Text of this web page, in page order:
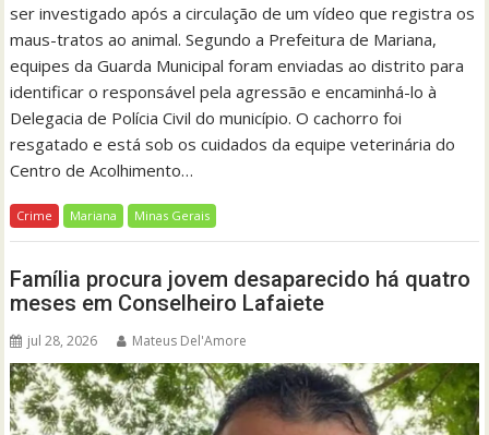
ser investigado após a circulação de um vídeo que registra os
maus-tratos ao animal. Segundo a Prefeitura de Mariana,
equipes da Guarda Municipal foram enviadas ao distrito para
identificar o responsável pela agressão e encaminhá-lo à
Delegacia de Polícia Civil do município. O cachorro foi
resgatado e está sob os cuidados da equipe veterinária do
Centro de Acolhimento…
Crime Mariana Minas Gerais
Família procura jovem desaparecido há quatro
meses em Conselheiro Lafaiete
jul 28, 2026 Mateus Del'Amore